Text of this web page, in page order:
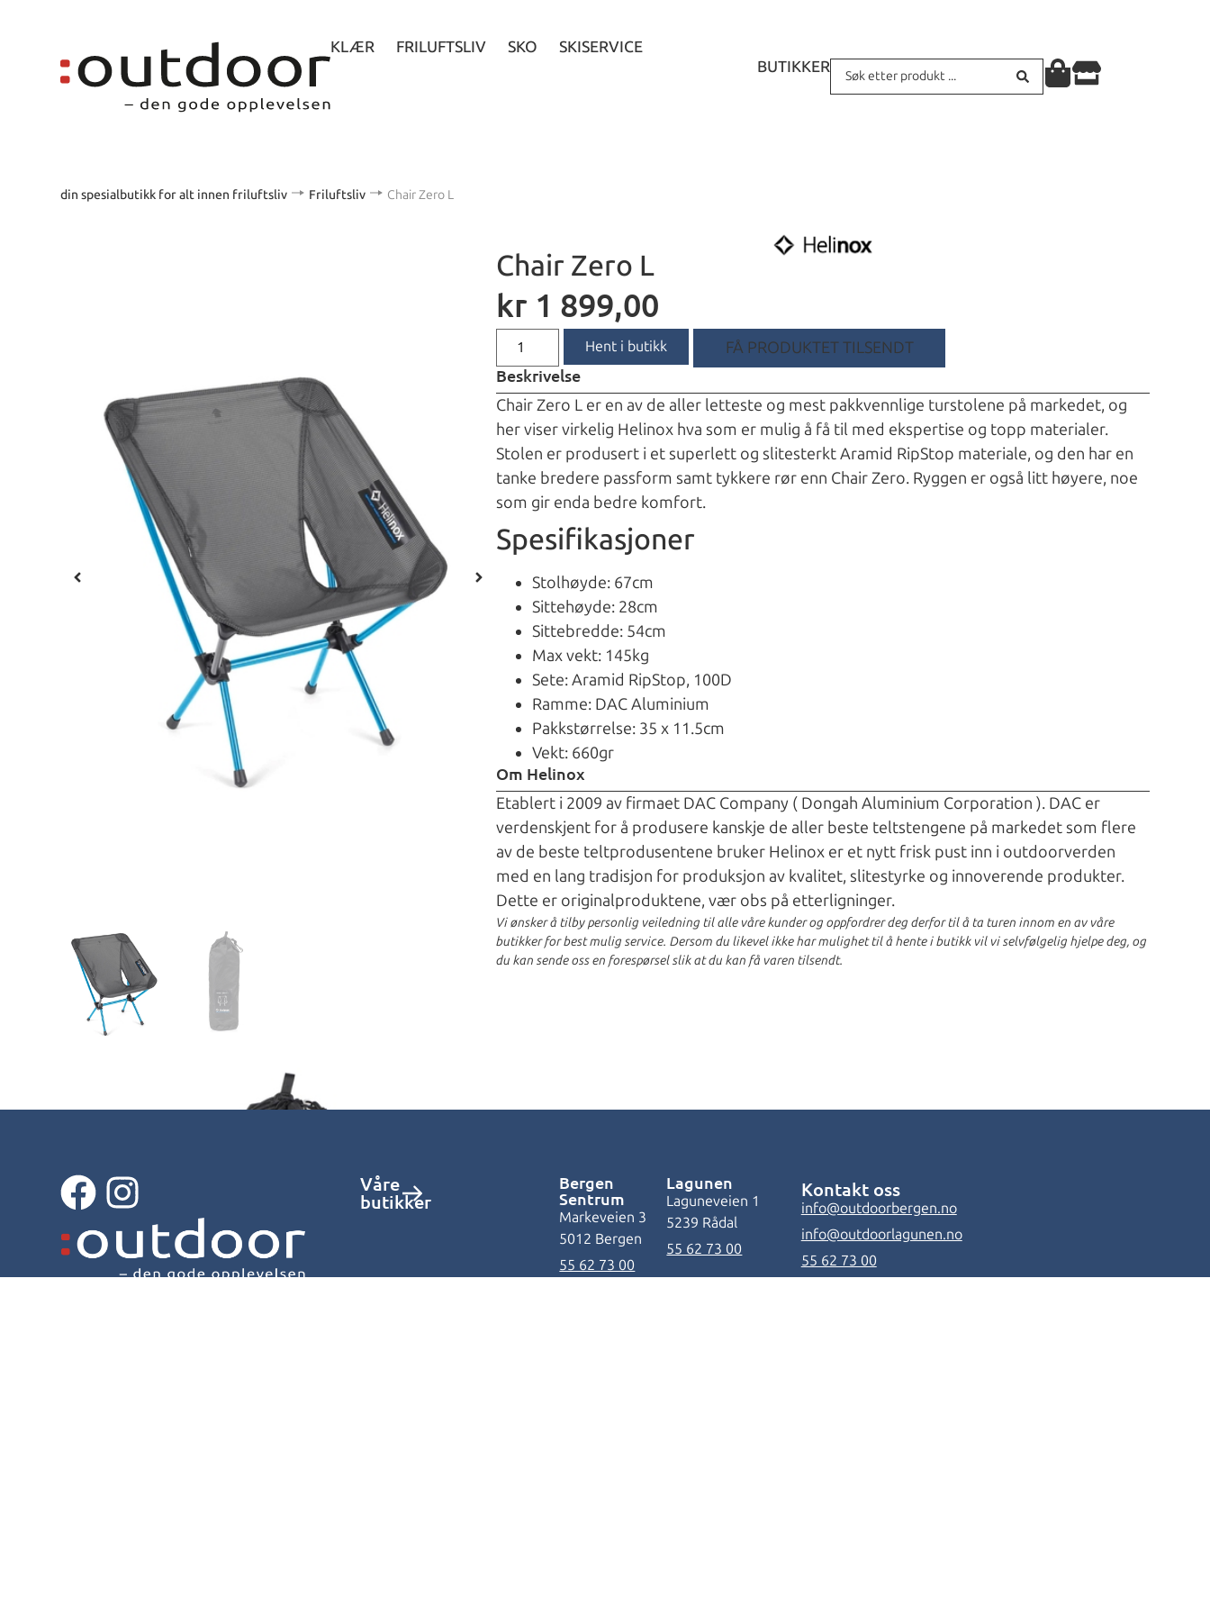
KLÆR FRILUFTSLIV SKO
SKISERVICE
BUTIKKER
din spesialbutikk for alt innen friluftsliv Friluftsliv Chair Zero L
Chair Zero L
kr 1 899,00
Hent i butikk FÅ PRODUKTET TILSENDT
Beskrivelse
Chair Zero L er en av de aller letteste og mest pakkvennlige turstolene på markedet, og
her viser virkelig Helinox hva som er mulig å få til med ekspertise og topp materialer.
Stolen er produsert i et superlett og slitesterkt Aramid RipStop materiale, og den har en
tanke bredere passform samt tykkere rør enn Chair Zero. Ryggen er også litt høyere, noe
som gir enda bedre komfort.
Spesifikasjoner
Stolhøyde: 67cm
Sittehøyde: 28cm
Sittebredde: 54cm
Max vekt: 145kg
Sete: Aramid RipStop, 100D
Ramme: DAC Aluminium
Pakkstørrelse: 35 x 11.5cm
Vekt: 660gr
Om Helinox
Etablert i 2009 av firmaet DAC Company ( Dongah Aluminium Corporation ). DAC er
verdenskjent for å produsere kanskje de aller beste teltstengene på markedet som flere
av de beste teltprodusentene bruker Helinox er et nytt frisk pust inn i outdoorverden
med en lang tradisjon for produksjon av kvalitet, slitestyrke og innoverende produkter.
Dette er originalproduktene, vær obs på etterligninger.
Vi ønsker å tilby personlig veiledning til alle våre kunder og oppfordrer deg derfor til å ta turen innom en av våre
butikker for best mulig service. Dersom du likevel ikke har mulighet til å hente i butikk vil vi selvfølgelig hjelpe deg, og
du kan sende oss en forespørsel slik at du kan få varen tilsendt.
Våre
butikker
Bergen
Sentrum
Markeveien 3
5012 Bergen
55 62 73 00
Lagunen
Laguneveien 1
5239 Rådal
55 62 73 00
Kontakt oss
info@outdoorbergen.no
info@outdoorlagunen.no
55 62 73 00